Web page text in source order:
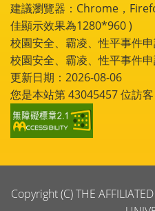
建議瀏覽器：Chrome，
佳顯示效果為1280*960 )
校園安全、霸凌、性平事件
校園安全、霸凌、性平事件
更新日期：2026-08-06
您是本站第43045457位訪客
Copyright (C) THE